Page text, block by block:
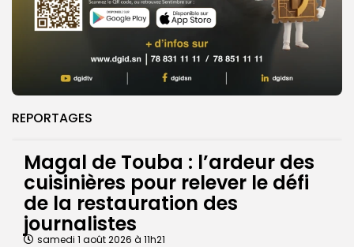
REPORTAGES
Magal de Touba : l’ardeur des
cuisinières pour relever le défi
de la restauration des
journalistes
samedi 1 août 2026 à 11h21